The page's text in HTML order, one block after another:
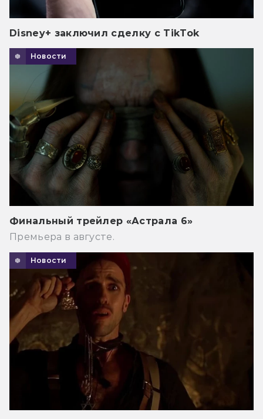
Disney+ заключил сделку с TikTok
Новости
Финальный трейлер «Астрала 6»
Премьера в августе.
Новости